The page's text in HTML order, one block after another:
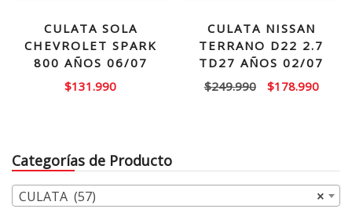
CULATA SOLA
CHEVROLET SPARK
800 AÑOS 06/07
$131.990
CULATA NISSAN
TERRANO D22 2.7
TD27 AÑOS 02/07
$249.990
El
$178.990El
Categorías de Producto
×
CULATA (57)